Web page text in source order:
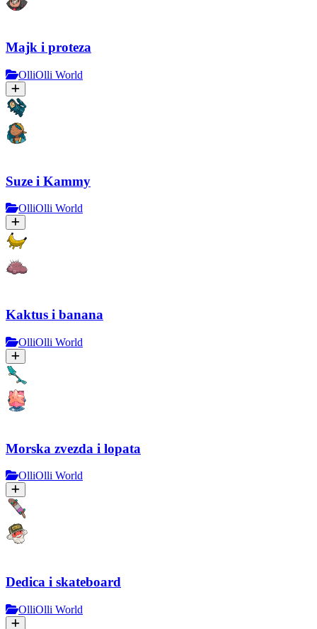
Majk i proteza
OlliOlli World
Suze i Kammy
OlliOlli World
Kaktus i banana
OlliOlli World
Morska zvezda i lopata
OlliOlli World
Dedica i skateboard
OlliOlli World